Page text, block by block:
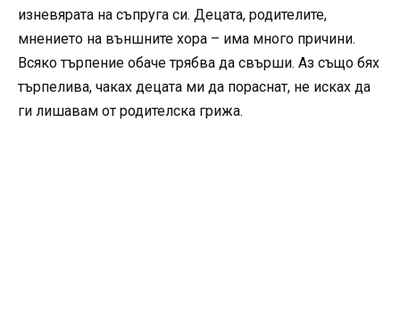
изневярата на съпруга си. Децата, родителите,
мнението на външните хора – има много причини.
Всяко търпение обаче трябва да свърши. Аз също бях
търпелива, чаках децата ми да пораснат, не исках да
ги лишавам от родителска грижа.